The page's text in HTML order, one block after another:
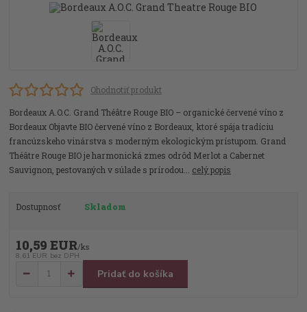
Ohodnotiť produkt
Bordeaux A.O.C. Grand Théâtre Rouge BIO – organické červené víno z
Bordeaux Objavte BIO červené víno z Bordeaux, ktoré spája tradíciu
francúzskeho vinárstva s moderným ekologickým prístupom. Grand
Théâtre Rouge BIO je harmonická zmes odrôd Merlot a Cabernet
Sauvignon, pestovaných v súlade s prírodou... celý popis
Dostupnosť Skladom
10,59 EUR/ks
8,61 EUR bez DPH
Pridať do košíka